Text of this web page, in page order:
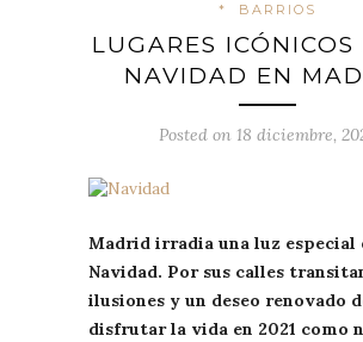
* BARRIOS
LUGARES
NAVIDAD EN
Posted on 18 diciembre,
Madrid irradia una luz especial
Navidad. Por sus calles
ilusiones y un deseo renovado
disfrutar la vida en 2021 como